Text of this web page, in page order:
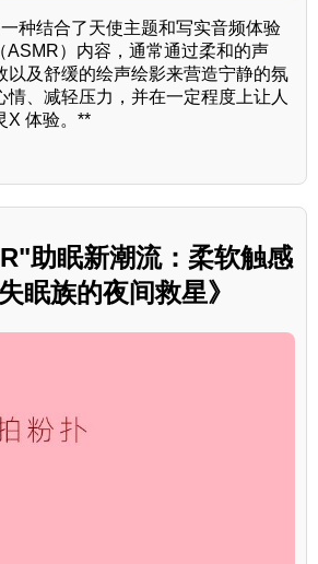
种结合了天使主题和写实音频体验
ASMR）内容，通常通过柔和的声
以及舒缓的绘声绘影来营造宁静的氛
情、减轻压力，并在一定程度上让人
X 体验。**
助眠新潮流：柔软触感
眠族的夜间救星》